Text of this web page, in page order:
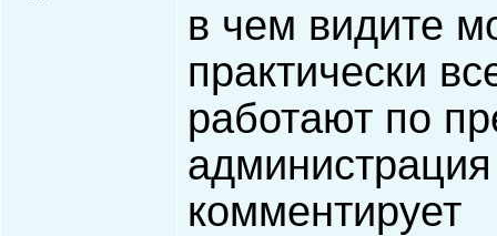
в чем видите
практически
работают по
комментирует